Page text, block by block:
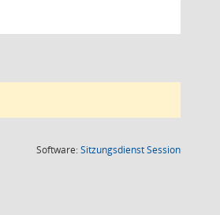
Software:SitzungsdienstSession(Wird in